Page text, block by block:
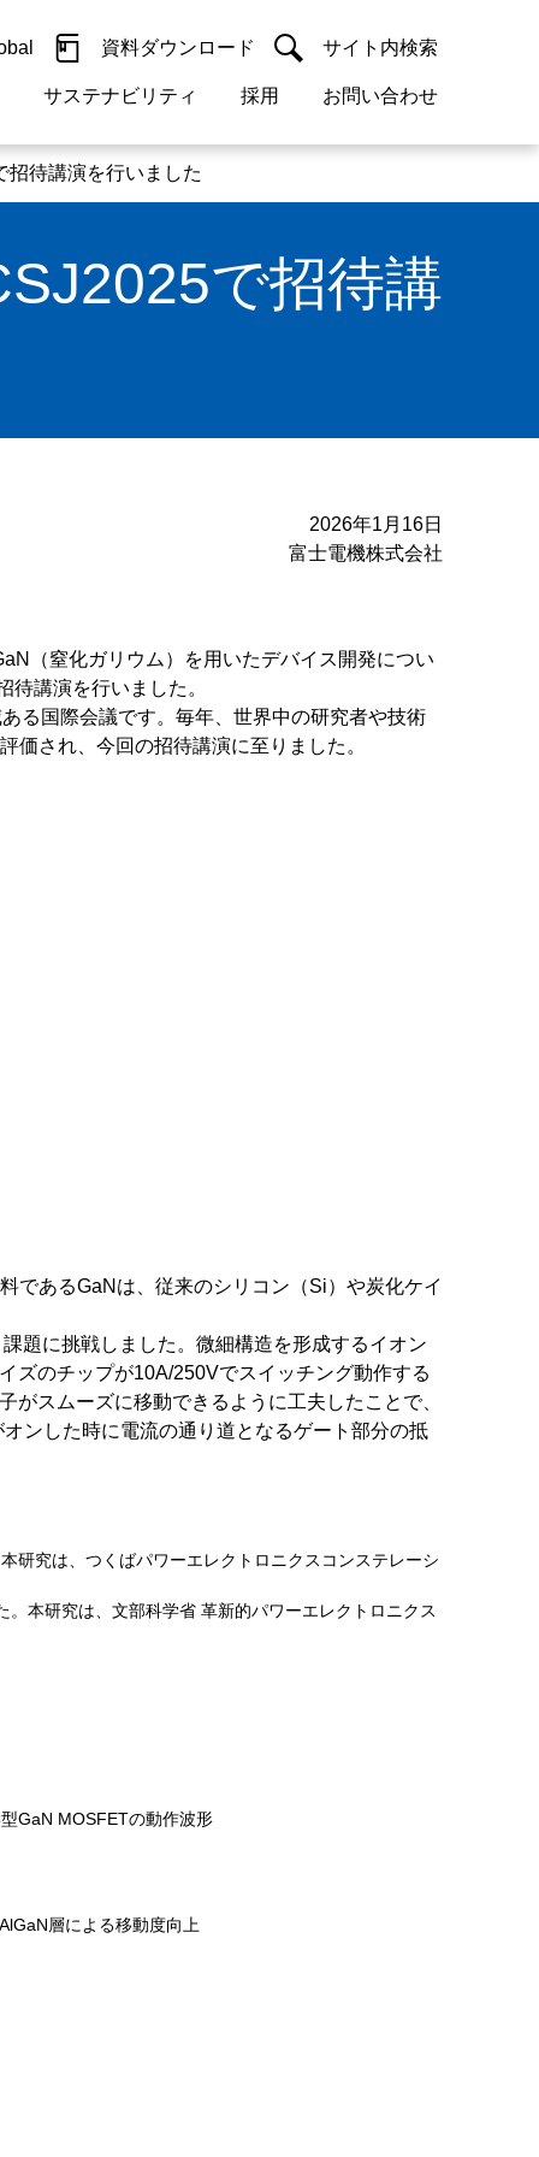
資料ダウンロード サイト内検索
検索
要配電機器
室
サステナビリティ
ョン2050
採用
情報
お問い合わせ
ービスについて
待講演を行いました
で招待講
2026年1月16日
富士電機株式会社
（窒化ガリウム）を用いたデバイス開発につい
待講演を行いました。
る国際会議です。毎年、世界中の研究者や技術
価され、今回の招待講演に至りました。
であるGaNは、従来のシリコン（Si）や炭化ケイ
題に挑戦しました。微細構造を形成するイオン
ズのチップが10A/250Vでスイッチング動作する
スムーズに移動できるように工夫したことで、
ンした時に電流の通り道となるゲート部分の抵
究は、つくばパワーエレクトロニクスコンステレーシ
本研究は、文部科学省 革新的パワーエレクトロニクス
GaN MOSFETの動作波形
AlGaN層による移動度向上